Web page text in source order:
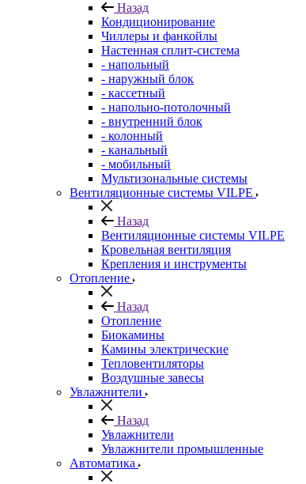
Назад
Кондиционирование
Чиллеры и фанкойлы
Настенная сплит-система
- напольный
- наружный блок
- кассетный
- напольно-потолочный
- внутренний блок
- колонный
- канальный
- мобильный
Мультизональные системы
Вентиляционные системы VILPE
Назад
Вентиляционные системы VILPE
Кровельная вентиляция
Крепления и инструменты
Отопление
Назад
Отопление
Биокамины
Камины электрические
Тепловентиляторы
Воздушные завесы
Увлажнители
Назад
Увлажнители
Увлажнители промышленные
Автоматика